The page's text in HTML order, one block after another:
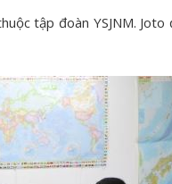
tập đoàn YSJNM.